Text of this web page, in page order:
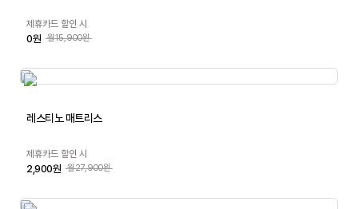
제휴카드 할인 시
0원 월15,900원
레스티노 매트리스
제휴카드 할인 시
2,900원 월27,900원